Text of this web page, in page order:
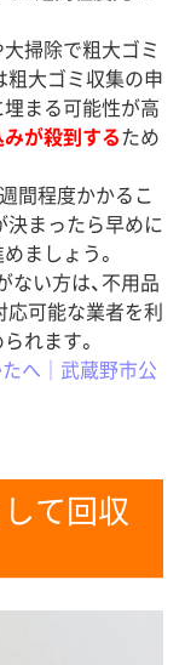
掃除で粗大ゴミ
粗大ゴミ収集の申
まる可能性が高
が殺到するため
間程度かかるこ
決まったら早めに
ましょう。
い方は、不用品
応可能な業者を利
れます。
へ｜武蔵野市公
て回収